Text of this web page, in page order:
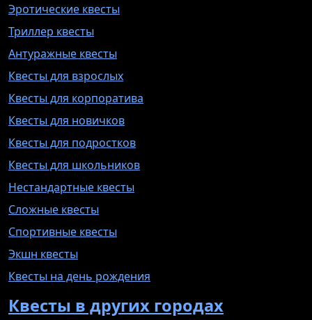
Эротические квесты
Триллер квесты
Антуражные квесты
Квесты для взрослых
Квесты для корпоратива
Квесты для новичков
Квесты для подростков
Квесты для школьников
Нестандартные квесты
Сложные квесты
Спортивные квесты
Экшн квесты
Квесты на день рождения
Квесты в других городах